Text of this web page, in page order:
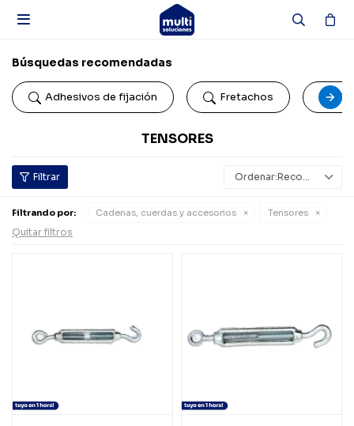

Búsquedas recomendadas
Adhesivos de fijación Fretachos
TENSORES
Recomendados
Filtrando por: Cadenas, cuerdas y accesorios Tensores
Quitar filtros